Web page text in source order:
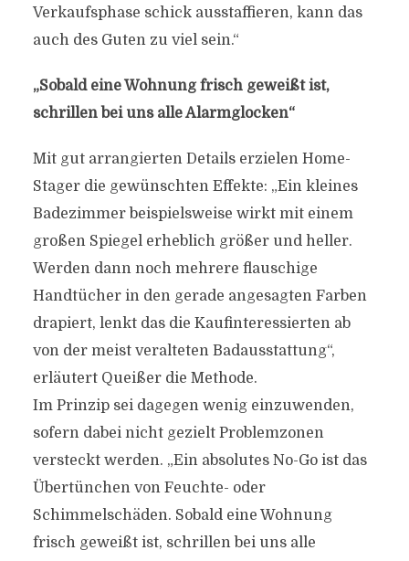
Verkaufsphase schick ausstaffieren, kann das
auch des Guten zu viel sein.“
„Sobald eine Wohnung frisch geweißt ist,
schrillen bei uns alle Alarmglocken“
Mit gut arrangierten Details erzielen Home-
Stager die gewünschten Effekte: „Ein kleines
Badezimmer beispielsweise wirkt mit einem
großen Spiegel erheblich größer und heller.
Werden dann noch mehrere flauschige
Handtücher in den gerade angesagten Farben
drapiert, lenkt das die Kaufinteressierten ab
von der meist veralteten Badausstattung“,
erläutert Queißer die Methode.
Im Prinzip sei dagegen wenig einzuwenden,
sofern dabei nicht gezielt Problemzonen
versteckt werden. „Ein absolutes No-Go ist das
Übertünchen von Feuchte- oder
Schimmelschäden. Sobald eine Wohnung
frisch geweißt ist, schrillen bei uns alle